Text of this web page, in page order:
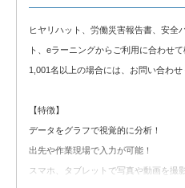
◆無料トライアル◆
無料トライアルをお試しいただけます
込みください。
ヒヤリハット、労働災害報告書、安全
ト、eラーニングからご利用に合わせ
1,001名以上の場合には、お問い合わせ
【特徴】
データをグラフで視覚的に分析！
出先や作業現場で入力が可能！
スマホ、タブレットで写真や動画を撮